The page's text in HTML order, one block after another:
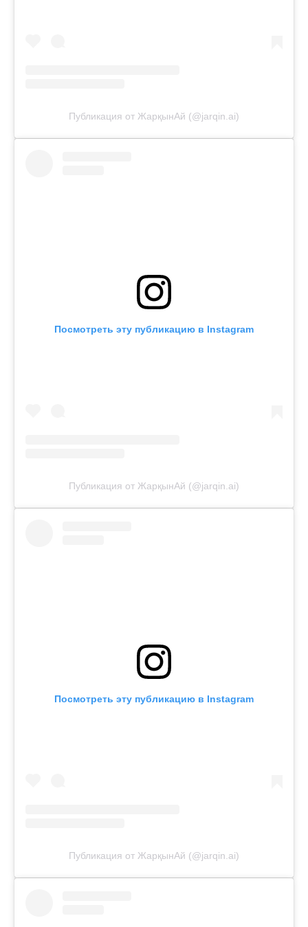
Публикация от ЖарқынАй (@jarqin.ai)
Посмотреть эту публикацию в Instagram
Публикация от ЖарқынАй (@jarqin.ai)
Посмотреть эту публикацию в Instagram
Публикация от ЖарқынАй (@jarqin.ai)